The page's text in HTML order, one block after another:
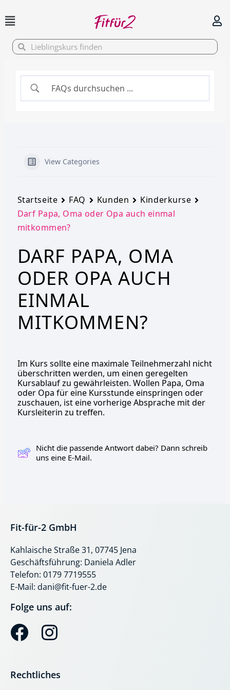
Inhalt
springen
SucheSuche
View Categories
Startseite FAQ Kunden
Kinderkurse
Darf Papa, Oma oder Opa auch einmal
mitkommen?
DARF PAPA, OMA
ODER OPA AUCH
EINMAL
MITKOMMEN?
Im Kurs sollte eine maximale Teilnehmerzahl nicht
überschritten werden, um einen geregelten
Kursablauf zu gewährleisten. Wollen Papa, Oma
oder Opa für eine Kursstunde einspringen oder
zuschauen, ist eine vorherige Absprache mit der
Kursleiterin zu treffen.
Nicht die passende Antwort dabei? Dann schreib
uns eine E-Mail.
Fit-für-2 GmbH
Kahlaische Straße 31, 07745 Jena
Geschäftsführung: Daniela Adler
Telefon: 0179 7719555
E-Mail: dani@fit-fuer-2.de
Folge uns auf:
F
c
I
s
Rechtliches